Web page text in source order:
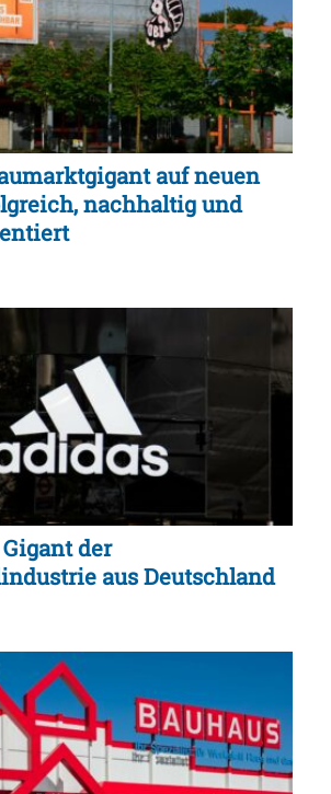
auf neuen
nachhaltig und
der
aus Deutschland